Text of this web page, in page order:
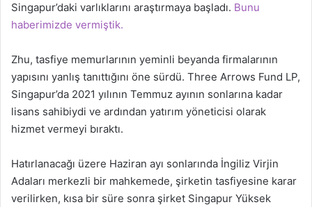
Singapur’daki varlıklarını araştırmaya başladı. Bunu
haberimizde vermiştik.
Zhu, tasfiye memurlarının yeminli beyanda firmalarının
yapısını yanlış tanıttığını öne sürdü. Three Arrows Fund LP,
Singapur’da 2021 yılının Temmuz ayının sonlarına kadar
lisans sahibiydi ve ardından yatırım yöneticisi olarak
hizmet vermeyi bıraktı.
Hatırlanacağı üzere Haziran ayı sonlarında İngiliz Virjin
Adaları merkezli bir mahkemede, şirketin tasfiyesine karar
verilirken, kısa bir süre sonra şirket Singapur Yüksek